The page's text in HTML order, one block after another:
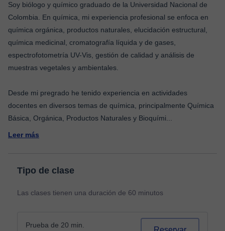
Soy biólogo y químico graduado de la Universidad Nacional de
Colombia. En química, mi experiencia profesional se enfoca en
química orgánica, productos naturales, elucidación estructural,
química medicinal, cromatografía líquida y de gases,
espectrofotometría UV-Vis, gestión de calidad y análisis de
muestras vegetales y ambientales.
Desde mi pregrado he tenido experiencia en actividades
docentes en diversos temas de química, principalmente Química
Básica, Orgánica, Productos Naturales y Bioquími
Leer más
Tipo de clase
Las clases tienen una duración de 60 minutos
Prueba de 20 min.